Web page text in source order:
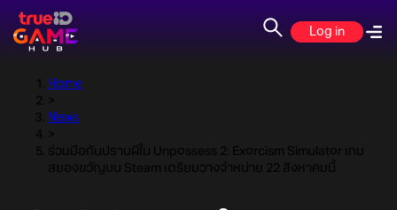
Log in
Home
>
News
>
ร่วมมือกันปราบผีใน Unpossess 2: Exorcism Simulator เกม
สยองขวัญบน Steam เตรียมวางจำหน่าย 22 สิงหาคมนี้